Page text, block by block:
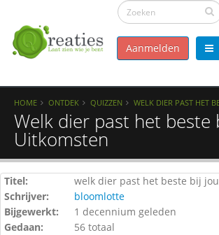
Aanmelden
HOME ONTDEK QUIZZEN WELK DIER PAST HET
Welk dier past het beste
Uitkomsten
Titel:
welk dier past het beste bij jou
Schrijver:
bloomlotte
Bijgewerkt:
1 decennium geleden
Gedaan:
56 totaal